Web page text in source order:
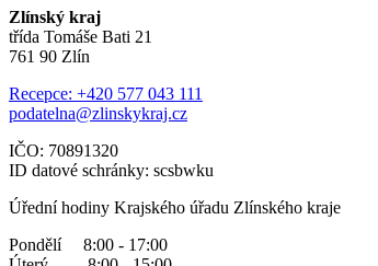
Zlínský kraj
třída Tomáše Bati 21
761 90 Zlín
Recepce: +420 577 043 111
podatelna@zlinskykraj.cz
IČO: 70891320
ID datové schránky: scsbwku
Úřední hodiny Krajského úřadu Zlínského kraje
Pondělí 8:00 - 17:00